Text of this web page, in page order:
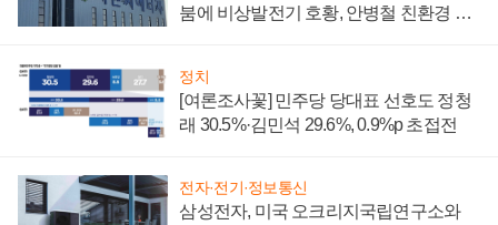
붐에 비상발전기 호황, 안병철 친환경 에
정치
[여론조사꽃] 민주당 당대표 선호도 정청
래 30.5%·김민석 29.6%, 0.9%p 초접전
전자·전기·정보통신
삼성전자, 미국 오크리지국립연구소와